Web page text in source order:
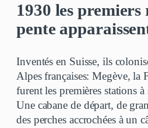
1930 les premiers
pente
Inventés en Suisse, ils
Alpes françaises: Megève, la
furent les premières stations à
Une cabane de départ, de
des perches accrochées à un